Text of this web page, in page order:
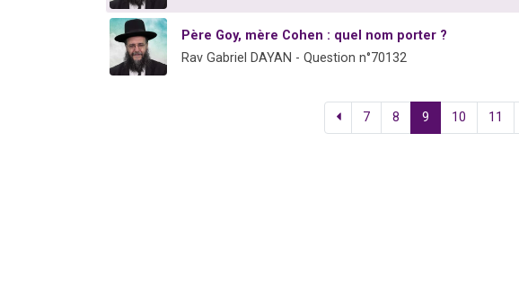
Père Goy, mère Cohen : quel nom porter ?
Rav Gabriel DAYAN - Question n°70132
7 8 9 10 11